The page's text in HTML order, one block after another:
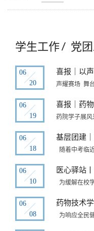
学生工作 党
06
20
喜报｜以
声耀赛场 舞
06
19
喜报｜药
药院学子展
06
18
基层团建
随着中考临
06
10
医心驿站
为缓解在校
06
08
药物技术
为响应全民